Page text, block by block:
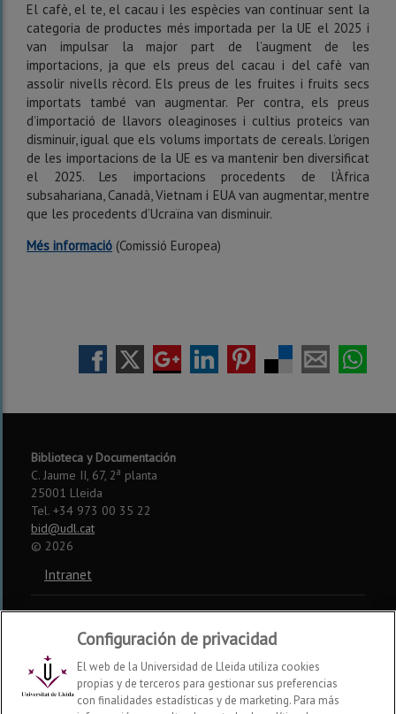
El cafè, el te, el cacau i les espècies van continuar sent la
categoria de productes més importada per la UE el 2025 i
van impulsar la major part de l’augment de les
importacions, ja que els preus del cacau i del cafè van
assolir nivells rècord. Els preus de les fruites i fruits secs
importats també van augmentar. Per contra, els preus
d’importació de llavors oleaginoses i cultius proteics van
disminuir, igual que els volums importats de cereals. L’origen
de les importacions de la UE es va mantenir ben diversificat
el 2025. Les importacions procedents de l’Àfrica
subsahariana, Canadà, Vietnam i EUA van augmentar, mentre
que les procedents d’Ucraïna van disminuir.
Més informació (Comissió Europea)
Biblioteca y Documentación
C. Jaume II, 67, 2a planta
25001 Lleida
Tel. +34 973 00 35 22
bid@udl.cat
© 2026
Intranet
Aviso legal
Accesibilidad
Somos miembros de:
Configuración de privacidad
El web de la Universidad de Lleida utiliza cookies
propias y de terceros para gestionar sus preferencias
con finalidades estadísticas y de marketing. Para más